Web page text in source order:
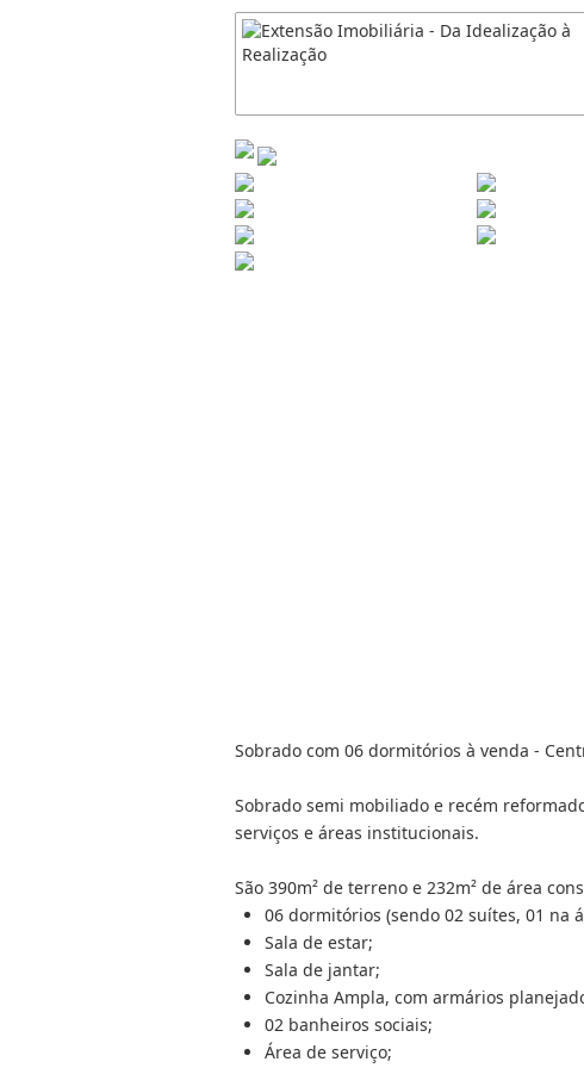
Sobrado com 06 dormitórios à venda -
Sobrado semi mobiliado e recém
serviços e áreas institucionais.
São 390m² de terreno e 232m² de área
06 dormitórios (sendo 02 suítes, 01 na
Sala de estar;
Sala de jantar;
Cozinha Ampla, com armários
02 banheiros sociais;
Área de serviço;